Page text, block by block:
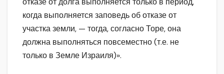
когда выполняется заповедь об отказе от
участка земли, — тогда, согласно Торе, она
должна выполняться повсеместно (т.е. не
только в Земле Израиля)».